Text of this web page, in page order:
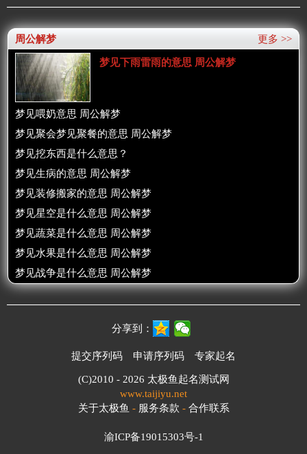
更多 >>
周公解梦
梦见下雨雷雨的意思 周公解梦
梦见喂奶意思 周公解梦
梦见聚会梦见聚餐的意思 周公解梦
梦见挖东西是什么意思？
梦见生病的意思 周公解梦
梦见装修搬家的意思 周公解梦
梦见星空是什么意思 周公解梦
梦见蔬菜是什么意思 周公解梦
梦见水果是什么意思 周公解梦
梦见战争是什么意思 周公解梦
分享到：
提交序列码 申请序列码 专家起名
(C)2010 - 2026 太极鱼起名测试网
www.taijiyu.net
关于太极鱼 - 服务条款 - 合作联系
渝ICP备19015303号-1